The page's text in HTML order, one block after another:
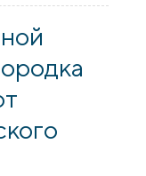
богослужение
благочиния